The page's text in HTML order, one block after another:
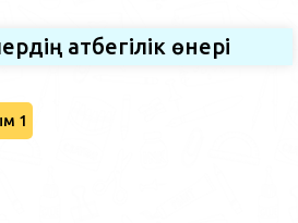
атбегілік өнері
1